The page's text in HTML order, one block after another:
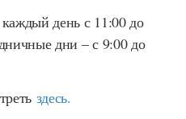
день с 11:00 до
дни – с 9:00 до
здесь.